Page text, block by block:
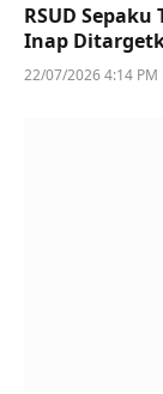
RSUD
Inap
22/07/2026 4:14 PM